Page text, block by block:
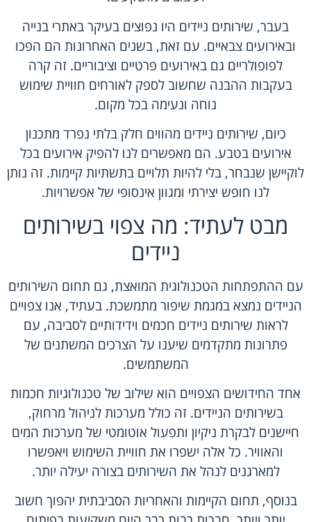
בעבר, שירותים ניידים היו נפוצים בעיקר באתרי בנייה
ובאירועים צבאיים. עם זאת, בשנים האחרונות הם הפכו
לפופולריים גם באירועים פרטיים וציבוריים. זה קרה
בעקבות ההבנה שחשוב לספק לאורחים חוויית שימוש
נוחה ונעימה בכל מקום.
כיום, שירותים ניידים מהווים חלק בלתי נפרד מתכנון
אירועים בטבע. הם מאפשרים לנו להפיק אירועים בכל
לוקיישן שנבחר, בלי להיות תלויים בתשתיות קיימות. זה נותן
לנו חופש יצירתי ומגוון אינסופי של אפשרויות.
מבט לעתיד: מה צפוי בשירותים
ניידים
עם ההתפתחות הטכנולוגית המואצת, גם תחום השירותים
הניידים נמצא במגמת שיפור מתמשכת. בעתיד, אנו צפויים
לראות שירותים ניידים חכמים וידידותיים לסביבה, עם
פתרונות מתקדמים שיענו על הצרכים המשתנים של
המשתמשים.
אחד החידושים הצפויים הוא שילוב של טכנולוגיות חכמות
בשירותים הניידים. זה כולל מערכות לניהול מרחוק,
חיישנים לבקרת ניקיון ותפעול אוטומטי של מערכות המים
והאוויר. כל אלה ישפרו את חוויית השימוש ויאפשרו
למארגנים לנהל את השירותים בצורה יעילה יותר.
בנוסף, תחום הקיימות והאחריות הסביבתית יהפוך חשוב